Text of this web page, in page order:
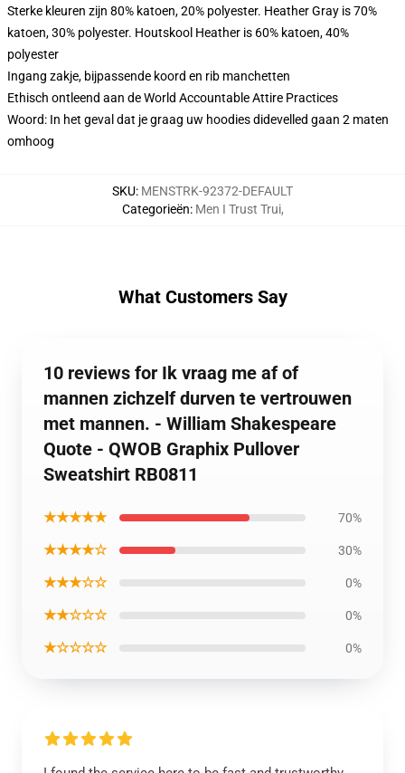
Sterke kleuren zijn 80% katoen, 20% polyester. Heather Gray is 70%
katoen, 30% polyester. Houtskool Heather is 60% katoen, 40%
polyester
Ingang zakje, bijpassende koord en rib manchetten
Ethisch ontleend aan de World Accountable Attire Practices
Woord: In het geval dat je graag uw hoodies didevelled gaan 2 maten
omhoog
SKU: MENSTRK-92372-DEFAULT
Categorieën: Men I Trust Trui,
What Customers Say
10 reviews for Ik vraag me af of
mannen zichzelf durven te vertrouwen
met mannen. - William Shakespeare
Quote - QWOB Graphix Pullover
Sweatshirt RB0811
★★★★★ 70%
★★★★☆ 30%
★★★☆☆ 0%
★★☆☆☆ 0%
★☆☆☆☆ 0%